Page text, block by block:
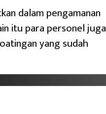
dalam pengamanan
itu para personel juga
yang sudah